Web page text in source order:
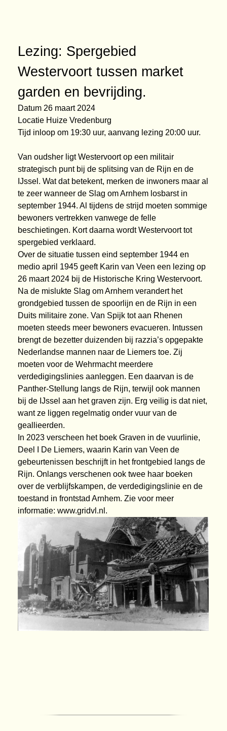
Lezing: Spergebied
Westervoort tussen market
garden en bevrijding.
Datum 26 maart 2024
Locatie Huize Vredenburg
Tijd inloop om 19:30 uur, aanvang lezing 20:00 uur.
Van oudsher ligt Westervoort op een militair
strategisch punt bij de splitsing van de Rijn en de
IJssel. Wat dat betekent, merken de inwoners maar al
te zeer wanneer de Slag om Arnhem losbarst in
september 1944. Al tijdens de strijd moeten sommige
bewoners vertrekken vanwege de felle
beschietingen. Kort daarna wordt Westervoort tot
spergebied verklaard.
Over de situatie tussen eind september 1944 en
medio april 1945 geeft Karin van Veen een lezing op
26 maart 2024 bij de Historische Kring Westervoort.
Na de mislukte Slag om Arnhem verandert het
grondgebied tussen de spoorlijn en de Rijn in een
Duits militaire zone. Van Spijk tot aan Rhenen
moeten steeds meer bewoners evacueren. Intussen
brengt de bezetter duizenden bij razzia’s opgepakte
Nederlandse mannen naar de Liemers toe. Zij
moeten voor de Wehrmacht meerdere
verdedigingslinies aanleggen. Een daarvan is de
Panther-Stellung langs de Rijn, terwijl ook mannen
bij de IJssel aan het graven zijn. Erg veilig is dat niet,
want ze liggen regelmatig onder vuur van de
geallieerden.
In 2023 verscheen het boek Graven in de vuurlinie,
Deel I De Liemers, waarin Karin van Veen de
gebeurtenissen beschrijft in het frontgebied langs de
Rijn. Onlangs verschenen ook twee haar boeken
over de verblijfskampen, de verdedigingslinie en de
toestand in frontstad Arnhem. Zie voor meer
informatie: www.gridvl.nl .